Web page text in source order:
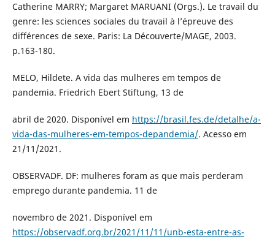
Catherine MARRY; Margaret MARUANI (Orgs.). Le travail du
genre: les sciences sociales du travail à l’épreuve des
différences de sexe. Paris: La Découverte/MAGE, 2003.
p.163-180.
MELO, Hildete. A vida das mulheres em tempos de
pandemia. Friedrich Ebert Stiftung, 13 de
abril de 2020. Disponível em https://brasil.fes.de/detalhe/a-
vida-das-mulheres-em-tempos-depandemia/. Acesso em
21/11/2021.
OBSERVADF. DF: mulheres foram as que mais perderam
emprego durante pandemia. 11 de
novembro de 2021. Disponível em
https://observadf.org.br/2021/11/11/unb-esta-entre-as-